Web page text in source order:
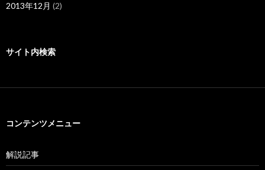
2013年12月 (2)
サイト内検索
コンテンツメニュー
解説記事